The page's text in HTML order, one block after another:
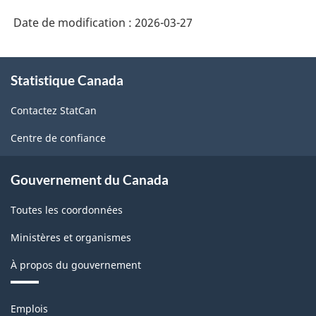
canadien
des
comptes
Date de modification : 2026-03-27
propos
ce
site
Statistique Canada
Contactez StatCan
Centre de confiance
Gouvernement du Canada
Toutes les coordonnées
Ministères et organismes
À propos du gouvernement
Thèmes
Emplois